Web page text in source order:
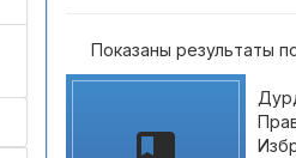
Показаны результаты